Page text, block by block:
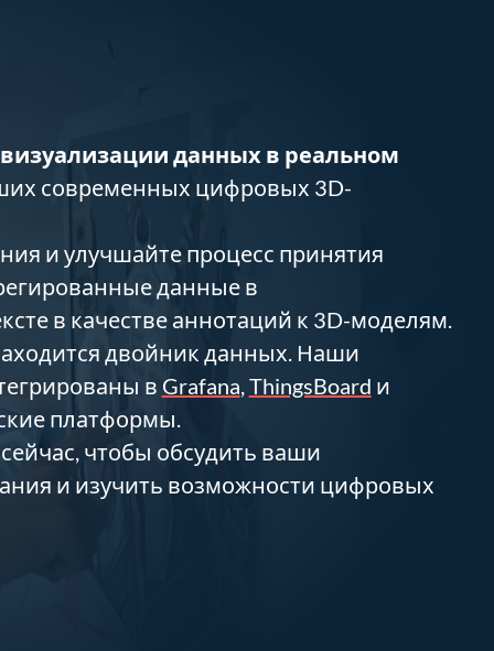
визуализации данных в реальном
современных цифровых 3D-
и улучшайте процесс принятия
данные в
в качестве аннотаций к 3D-моделям.
двойник данных. Наши
в Grafana,ThingsBoard и
платформы.
чтобы обсудить ваши
и изучить возможности цифровых